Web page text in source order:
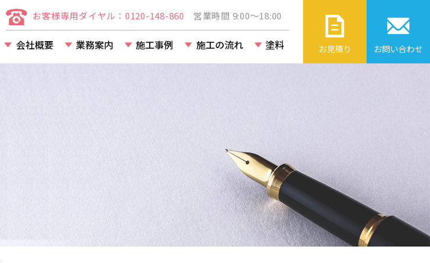
お客様専用ダイヤル：0120-148-860 営業時間 9:00～18:00
会社概要 業務案内
マンション等の改装・改修工事
施工事例 施工の流れ 塗料 お見積り お問い合わせ